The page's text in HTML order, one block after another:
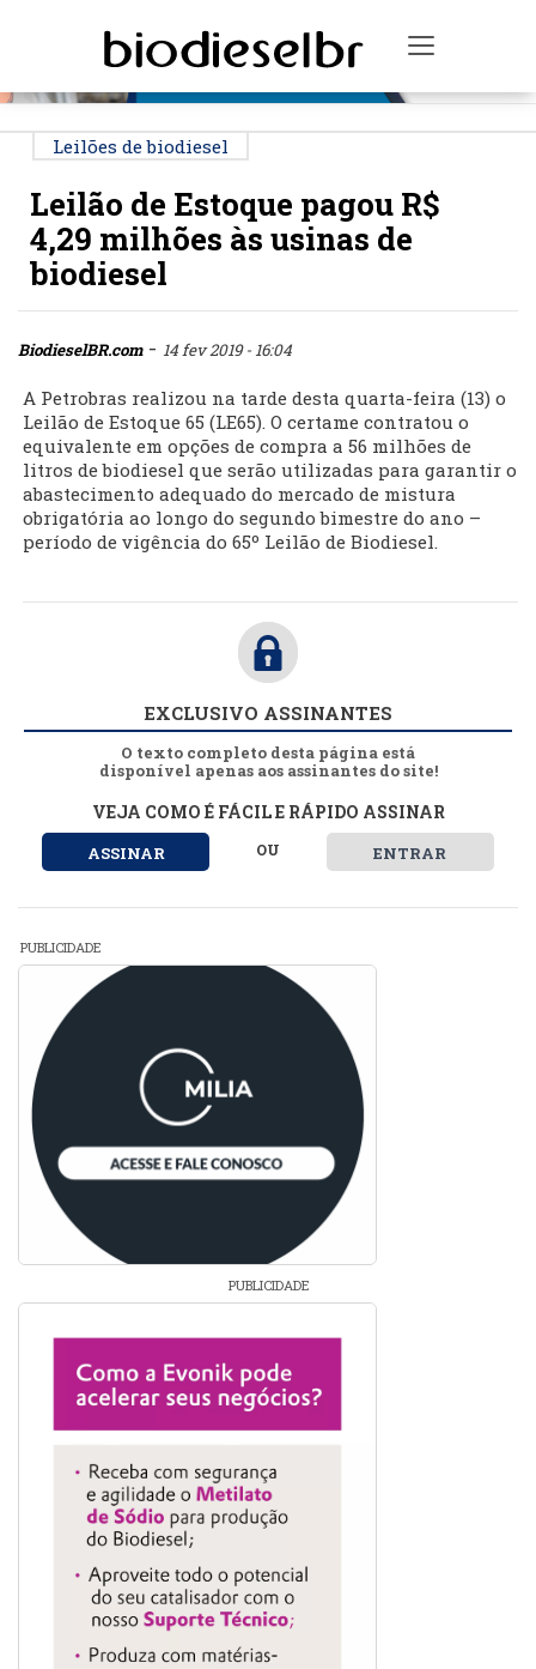
Toggle
Leilões de biodiesel
Leilão de Estoque pagou R$
4,29 milhões às usinas de
biodiesel
BiodieselBR.com- 14 fev 2019 - 16:04
A Petrobras realizou na tarde desta quarta-feira (13) o
Leilão de Estoque 65 (LE65). O certame contratou o
equivalente em opções de compra a 56 milhões de
litros de biodiesel que serão utilizadas para garantir o
abastecimento adequado do mercado de mistura
obrigatória ao longo do segundo bimestre do ano –
período de vigência do 65º Leilão de Biodiesel.
EXCLUSIVO ASSINANTES
O texto completo desta página está
disponível apenas aos assinantes do site!
VEJA COMO É FÁCIL E RÁPIDO ASSINAR
ASSINAR OU ENTRAR
PUBLICIDADE
PUBLICIDADE